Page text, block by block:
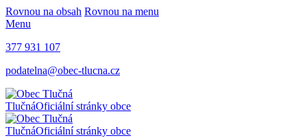
Rovnou na obsah Rovnou na menu
Menu
377 931 107
podatelna@obec-tlucna.cz
TlučnáOficiální stránky obce
TlučnáOficiální stránky obce